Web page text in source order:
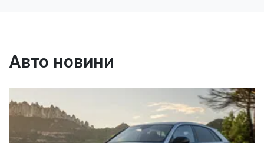
Авто новини